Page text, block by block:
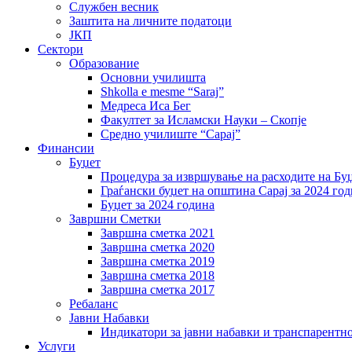
Службен весник
Заштита на личните податоци
ЈКП
Сектори
Образование
Основни училишта
Shkolla e mesme “Saraj”
Медреса Иса Бег
Факултет за Исламски Науки – Скопје
Средно училиште “Сарај”
Финансии
Буџет
Процедура за извршување на расходите на
Граѓански буџет на општина Сарај за 2024
Буџет за 2024 година
Завршни Сметки
Завршна сметка 2021
Завршна сметка 2020
Завршна сметка 2019
Завршна сметка 2018
Завршна сметка 2017
Ребаланс
Јавни Набавки
Индикатори за јавни набавки и
Услуги